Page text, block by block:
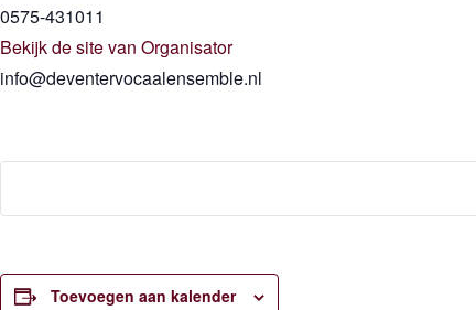
0575-431011
Bekijk de site van Organisator
info@deventervocaalensemble.nl
Toevoegen aan kalender